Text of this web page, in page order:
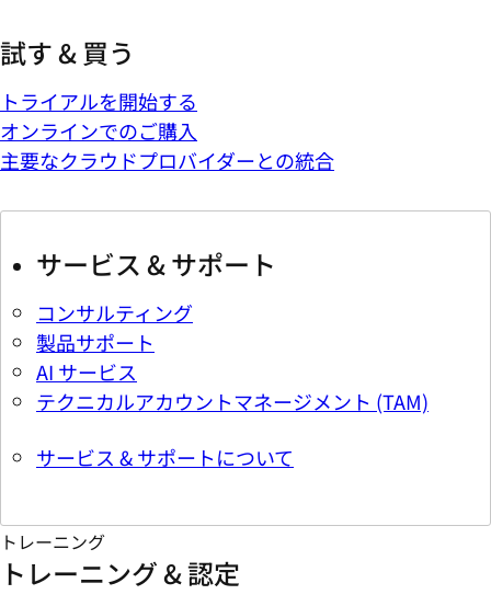
試す & 買う
トライアルを開始する
オンラインでのご購入
主要なクラウドプロバイダーとの統合
サービス & サポート
コンサルティング
製品サポート
AI サービス
テクニカルアカウントマネージメント (TAM)
サービス & サポートについて
トレーニング
トレーニング & 認定